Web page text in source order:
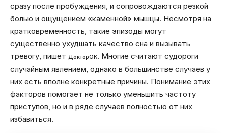
сразу после пробуждения, и сопровождаются резкой
болью и ощущением «каменной» мышцы. Несмотря на
кратковременность, такие эпизоды могут
существенно ухудшать качество сна и вызывать
тревогу, пишет ДокторОК. Многие считают судороги
случайным явлением, однако в большинстве случаев у
них есть вполне конкретные причины. Понимание этих
факторов помогает не только уменьшить частоту
приступов, но и в ряде случаев полностью от них
избавиться.